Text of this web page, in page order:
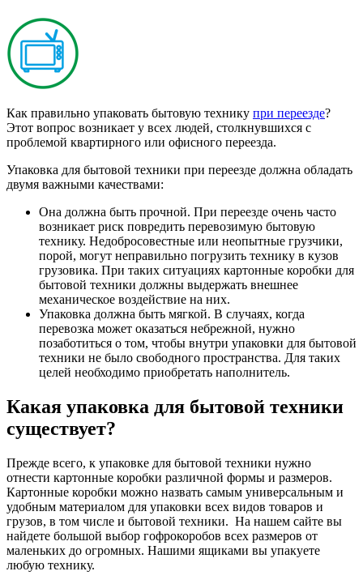
Как правильно упаковать бытовую технику при переезде?
Этот вопрос возникает у всех людей, столкнувшихся с
проблемой квартирного или офисного переезда.
Упаковка для бытовой техники при переезде должна обладать
двумя важными качествами:
Она должна быть прочной. При переезде очень часто
возникает риск повредить перевозимую бытовую
технику. Недобросовестные или неопытные грузчики,
порой, могут неправильно погрузить технику в кузов
грузовика. При таких ситуациях картонные коробки для
бытовой техники должны выдержать внешнее
механическое воздействие на них.
Упаковка должна быть мягкой. В случаях, когда
перевозка может оказаться небрежной, нужно
позаботиться о том, чтобы внутри упаковки для бытовой
техники не было свободного пространства. Для таких
целей необходимо приобретать наполнитель.
Какая упаковка для бытовой техники
существует?
Прежде всего, к упаковке для бытовой техники нужно
отнести картонные коробки различной формы и размеров.
Картонные коробки можно назвать самым универсальным и
удобным материалом для упаковки всех видов товаров и
грузов, в том числе и бытовой техники. На нашем сайте вы
найдете большой выбор гофрокоробов всех размеров от
маленьких до огромных. Нашими ящиками вы упакуете
любую технику.